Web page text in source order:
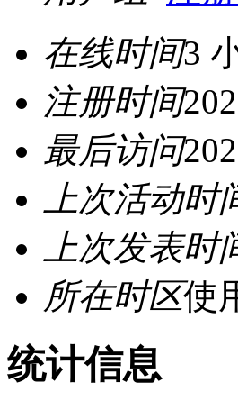
在线时间3
注册时间
最后访问
上次活动时
上次发表时
所在时区使
统计信息